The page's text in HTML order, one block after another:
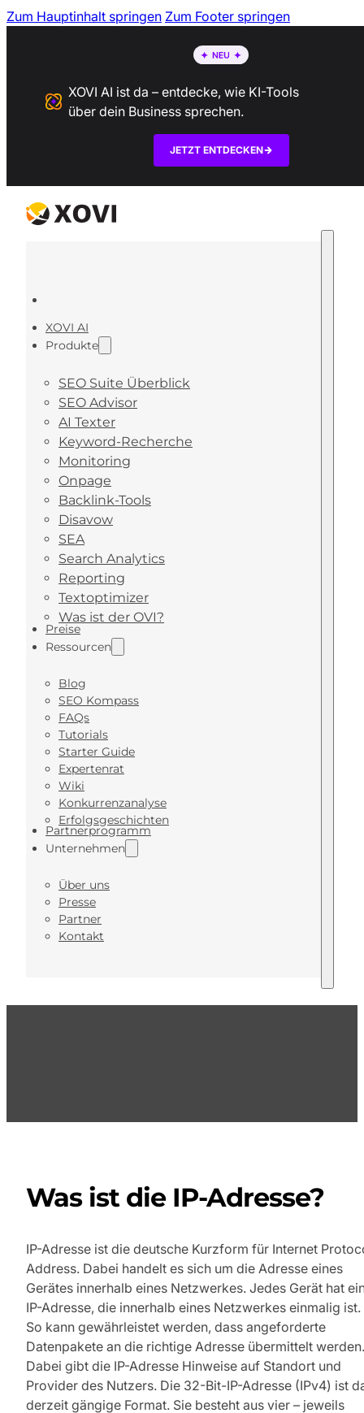
Zum Hauptinhalt springen Zum Footer springen
XOVI AI ist da – entdecke, wie KI-Tools
über dein Business sprechen.
JETZT ENTDECKEN
XOVI AI
Produkte
SEO Suite Überblick
SEO Advisor
AI Texter
Keyword-Recherche
Monitoring
Onpage
Backlink-Tools
Disavow
SEA
Search Analytics
Reporting
Textoptimizer
Was ist der OVI?
Preise
Ressourcen
Blog
SEO Kompass
FAQs
Tutorials
Starter Guide
Expertenrat
Wiki
Konkurrenzanalyse
Erfolgsgeschichten
Partnerprogramm
Unternehmen
Über uns
Presse
Partner
Kontakt
Was ist die IP-Adresse?
IP-Adresse ist die deutsche Kurzform für Internet
Address. Dabei handelt es sich um die Adresse eines
Gerätes innerhalb eines Netzwerkes. Jedes Gerät hat
IP-Adresse, die innerhalb eines Netzwerkes einmalig ist.
So kann gewährleistet werden, dass angeforderte
Datenpakete an die richtige Adresse übermittelt werden.
Dabei gibt die IP-Adresse Hinweise auf Standort und
Provider des Nutzers. Die 32-Bit-IP-Adresse (IPv4) ist
derzeit gängige Format. Sie besteht aus vier – jeweils